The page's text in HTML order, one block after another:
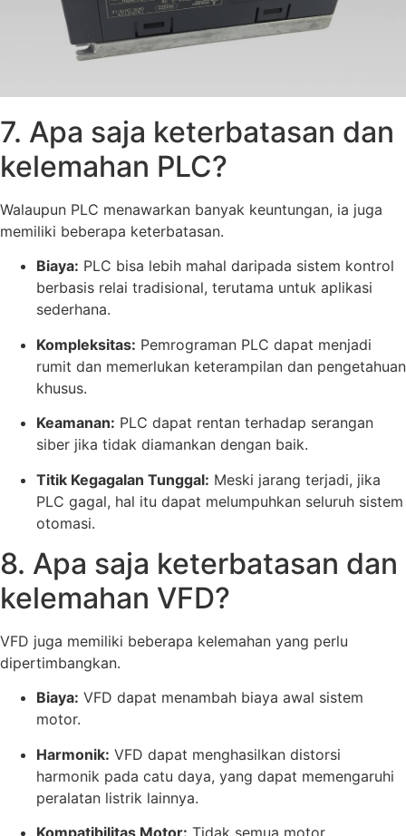
7. Apa saja keterbatasan dan
kelemahan PLC?
Walaupun PLC menawarkan banyak keuntungan, ia juga
memiliki beberapa keterbatasan.
Biaya: PLC bisa lebih mahal daripada sistem kontrol
berbasis relai tradisional, terutama untuk aplikasi
sederhana.
Kompleksitas: Pemrograman PLC dapat menjadi
rumit dan memerlukan keterampilan dan pengetahuan
khusus.
Keamanan: PLC dapat rentan terhadap serangan
siber jika tidak diamankan dengan baik.
Titik Kegagalan Tunggal: Meski jarang terjadi, jika
PLC gagal, hal itu dapat melumpuhkan seluruh sistem
otomasi.
8. Apa saja keterbatasan dan
kelemahan VFD?
VFD juga memiliki beberapa kelemahan yang perlu
dipertimbangkan.
Biaya: VFD dapat menambah biaya awal sistem
motor.
Harmonik: VFD dapat menghasilkan distorsi
harmonik pada catu daya, yang dapat memengaruhi
peralatan listrik lainnya.